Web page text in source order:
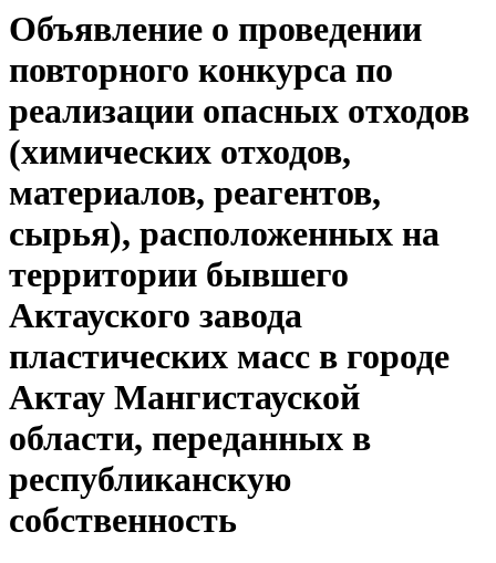
Объявление о проведении
повторного конкурса по
реализации опасных отходов
(химических отходов,
материалов, реагентов,
сырья), расположенных на
территории бывшего
Актауского завода
пластических масс в городе
Актау Мангистауской
области, переданных в
республиканскую
собственность